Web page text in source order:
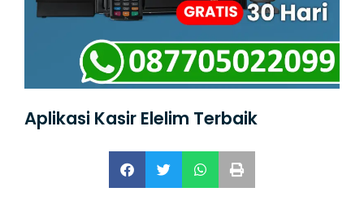
Aplikasi Kasir Elelim Terbaik